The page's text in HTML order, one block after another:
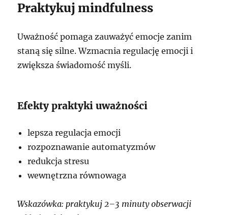
Praktykuj mindfulness
Uważność pomaga zauważyć emocje zanim
staną się silne. Wzmacnia regulację emocji i
zwiększa świadomość myśli.
Efekty praktyki uważności
lepsza regulacja emocji
rozpoznawanie automatyzmów
redukcja stresu
wewnętrzna równowaga
Wskazówka: praktykuj 2–3 minuty obserwacji